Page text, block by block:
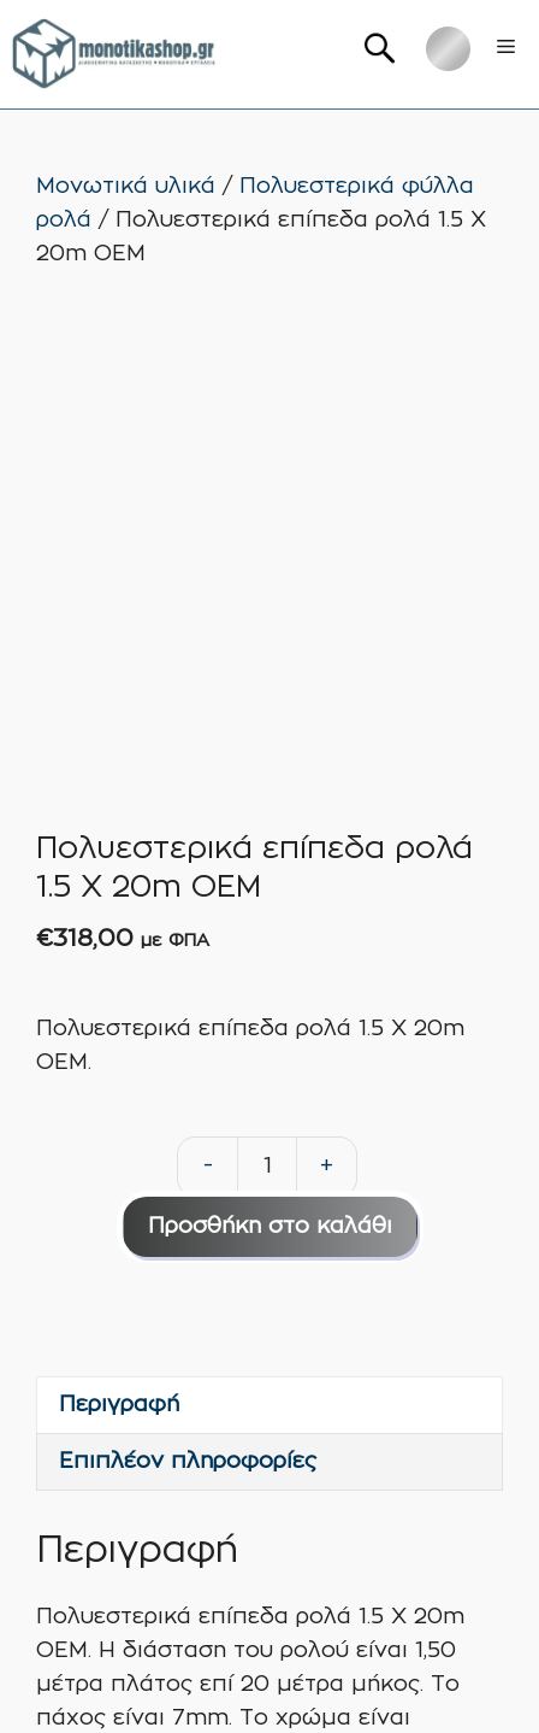
Μετάβαση
σε
περιεχόμενο
Μονωτικά υλικά / Πολυεστερικά φύλλα
ρολά / Πολυεστερικά επίπεδα ρολά 1.5 Χ
20m ΟEM
Πολυεστερικά επίπεδα ρολά
1.5 Χ 20m ΟEM
€318,00 με ΦΠΑ
Πολυεστερικά επίπεδα ρολά 1.5 Χ 20m
ΟEM.
-
Πολυεστερικά
επίπεδα
ρολά
+
Προσθήκη στο καλάθι
Περιγραφή
Επιπλέον πληροφορίες
Περιγραφή
Πολυεστερικά επίπεδα ρολά 1.5 Χ 20m
ΟEM. Η διάσταση του ρολού είναι 1,50
μέτρα πλάτος επί 20 μέτρα μήκος. Το
πάχος είναι 7mm. Το χρώμα είναι